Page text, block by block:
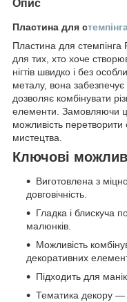
Опис
Пластина для с
Пластина для
для тих, хто хоче
нігтів швидко і без
металу, вона забезпечує
дозволяє комбінувати
елементи. Замовляючи
можливість перетворити
мистецтва.
Ключові
Виготовлена з
довговічність.
Гладка і блискуча
малюнків.
Можливість
декоративних
Підходить для
Тематика декору —